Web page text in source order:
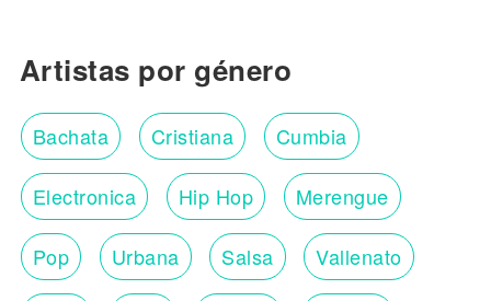
Artistas por género
Bachata Cristiana Cumbia
Electronica Hip Hop Merengue
Pop Urbana Salsa Vallenato